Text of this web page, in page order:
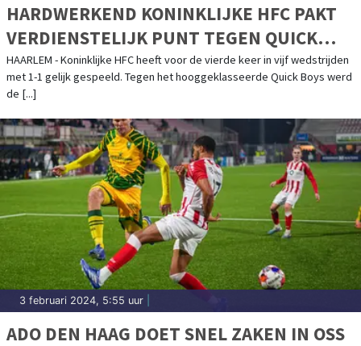
HARDWERKEND KONINKLIJKE HFC PAKT
VERDIENSTELIJK PUNT TEGEN QUICK
BOYS
HAARLEM - Koninklijke HFC heeft voor de vierde keer in vijf wedstrijden
met 1-1 gelijk gespeeld. Tegen het hooggeklasseerde Quick Boys werd
de [...]
3 februari 2024, 5:55 uur
ADO DEN HAAG DOET SNEL ZAKEN IN OSS